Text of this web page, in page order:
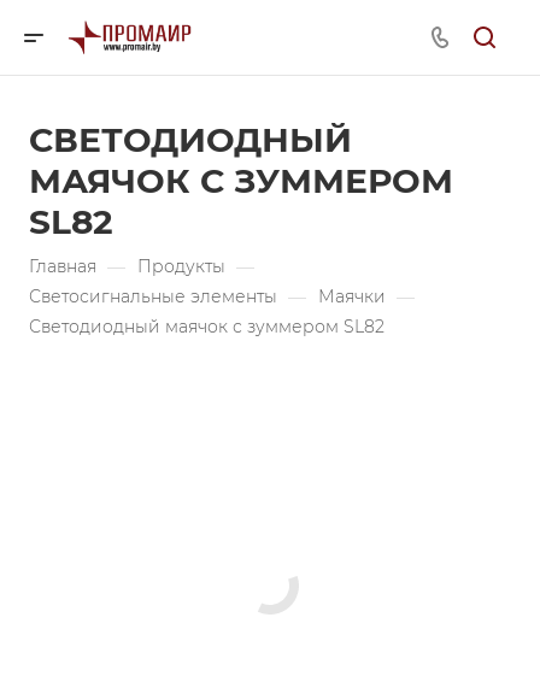
СВЕТОДИОДНЫЙ
МАЯЧОК С ЗУММЕРОМ
SL82
Главная — Продукты —
Светосигнальные элементы — Маячки —
Светодиодный маячок с зуммером SL82